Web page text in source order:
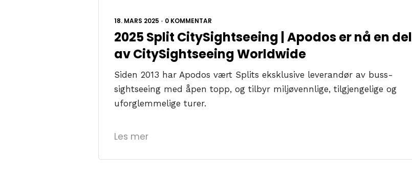
18. MARS 2025 • 0 KOMMENTAR
2025 Split CitySightseeing | Apodos er nå en del
av CitySightseeing Worldwide
Siden 2013 har Apodos vært Splits eksklusive leverandør av buss-
sightseeing med åpen topp, og tilbyr miljøvennlige, tilgjengelige og
uforglemmelige turer.
Les mer